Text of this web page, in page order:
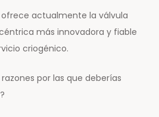
ofrece actualmente la válvula
más innovadora y fiable
criogénico.
por las que deberías